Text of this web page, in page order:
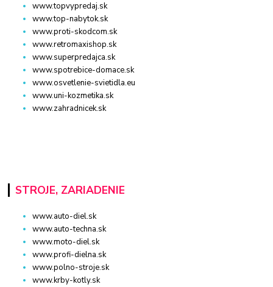
www.topvypredaj.sk
www.top-nabytok.sk
www.proti-skodcom.sk
www.retromaxishop.sk
www.superpredajca.sk
www.spotrebice-domace.sk
www.osvetlenie-svietidla.eu
www.uni-kozmetika.sk
www.zahradnicek.sk
STROJE, ZARIADENIE
www.auto-diel.sk
www.auto-techna.sk
www.moto-diel.sk
www.profi-dielna.sk
www.polno-stroje.sk
www.krby-kotly.sk